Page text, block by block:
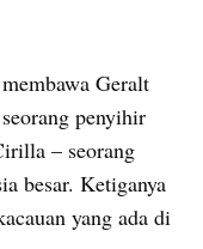
Geralt
penyihir
– seorang
besar. Ketiganya
yang ada di